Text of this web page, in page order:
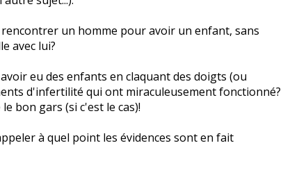
un homme pour avoir un enfant, sans
avec lui?
eu des enfants en claquant des doigts (ou
d'infertilité qui ont miraculeusement fonctionné?
bon gars (si c'est le cas)!
à quel point les évidences sont en fait